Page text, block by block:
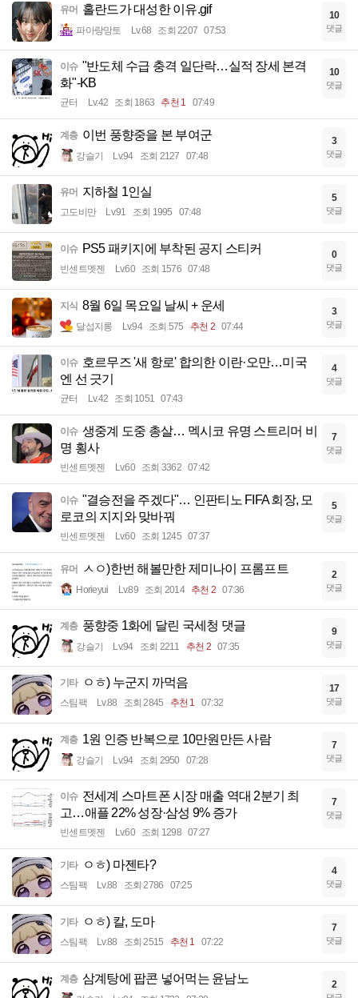
유머 홀란드가 대성한 이유.gif
파아랑망토 Lv.68 조회 2207 07:53
10
댓글
이슈 "반도체 수급 충격 일단락…실적 장세 본격
화"-KB
균터 Lv.42 조회 1863 추천 1 07:49
10
댓글
계층 이번 풍향중을 본 부여군
강슬기 Lv.94 조회 2127 07:48
3
댓글
유머 지하철 1인실
고도비만 Lv.91 조회 1995 07:48
5
댓글
이슈 PS5 패키지에 부착된 공지 스티커
빈센트멧젠 Lv.60 조회 1576 07:48
0
댓글
지식 8월 6일 목요일 날씨 + 운세
달섭지롱 Lv.94 조회 575 추천 2 07:44
3
댓글
이슈 호르무즈 '새 항로' 합의한 이란·오만…미국
엔 선 긋기
균터 Lv.42 조회 1051 07:43
4
댓글
이슈 생중계 도중 총살… 멕시코 유명 스트리머 비
명 횡사
빈센트멧젠 Lv.60 조회 3362 07:42
7
댓글
이슈 "결승전을 주겠다"… 인판티노 FIFA 회장, 모
로코의 지지와 맞바꿔
빈센트멧젠 Lv.60 조회 1245 07:37
5
댓글
유머 ㅅㅇ)한번 해볼만한 제미나이 프롬프트
Horieyui Lv.89 조회 2014 추천 2 07:36
2
댓글
계층 풍향중 1화에 달린 국세청 댓글
강슬기 Lv.94 조회 2211 추천 2 07:35
9
댓글
기타 ㅇㅎ) 누군지 까먹음
스팀팩 Lv.88 조회 2845 추천 1 07:32
17
댓글
계층 1원 인증 반복으로 10만원만든 사람
강슬기 Lv.94 조회 2950 07:28
7
댓글
이슈 전세계 스마트폰 시장 매출 역대 2분기 최
고…애플 22% 성장·삼성 9% 증가
빈센트멧젠 Lv.60 조회 1298 07:27
7
댓글
기타 ㅇㅎ) 마젠타?
스팀팩 Lv.88 조회 2786 07:25
4
댓글
기타 ㅇㅎ) 칼, 도마
스팀팩 Lv.88 조회 2515 추천 1 07:22
7
댓글
계층 삼계탕에 팝콘 넣어먹는 윤남노 2